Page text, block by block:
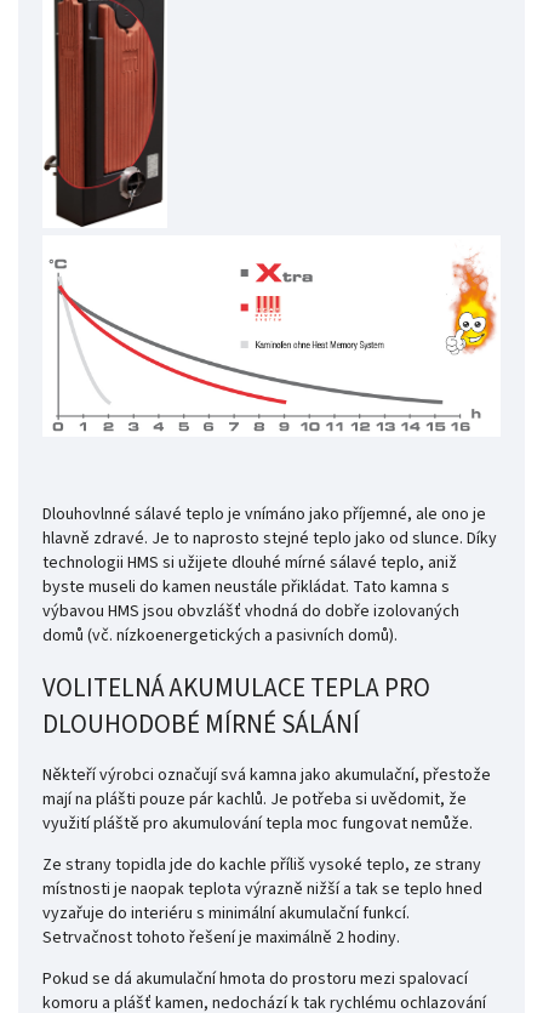
Dlouhovlnné sálavé teplo je vnímáno jako příjemné, ale ono je
hlavně zdravé. Je to naprosto stejné teplo jako od slunce. Díky
technologii HMS si užijete dlouhé mírné sálavé teplo, aniž
byste museli do kamen neustále přikládat. Tato kamna s
výbavou HMS jsou obvzlášť vhodná do dobře izolovaných
domů (vč. nízkoenergetických a pasivních domů).
VOLITELNÁ AKUMULACE TEPLA PRO
DLOUHODOBÉ MÍRNÉ SÁLÁNÍ
Někteří výrobci označují svá kamna jako akumulační, přestože
mají na plášti pouze pár kachlů. Je potřeba si uvědomit, že
využití pláště pro akumulování tepla moc fungovat nemůže.
Ze strany topidla jde do kachle příliš vysoké teplo, ze strany
místnosti je naopak teplota výrazně nižší a tak se teplo hned
vyzařuje do interiéru s minimální akumulačnífunkcí.
Setrvačnost tohoto řešení je maximálně 2 hodiny.
Pokud se dá akumulační hmota do prostoru mezi spalovací
komoru a plášť kamen, nedochází k tak rychlému ochlazování